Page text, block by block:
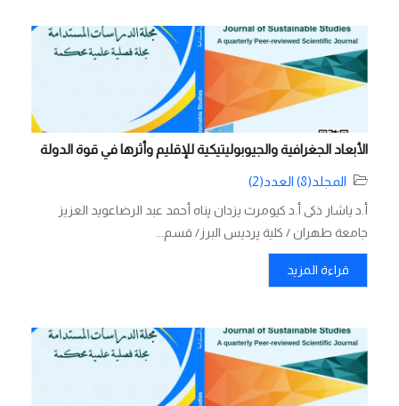
الأبعاد الجغرافية والجيوبوليتيكية للإقليم وأثرها في قوة الدولة
المجلد(8) العدد(2)
أ.د ياشار ذكى أ.د كيومرث يزدان پناه أحمد عبد الرضاعويد العزيز
جامعة طهران / كلية پرديس البرز/ قسم...
قراءة المزيد